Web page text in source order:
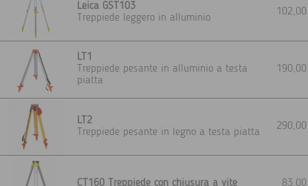
Leica GST103
Treppiede leggero in alluminio
LT1
Treppiede pesante in alluminio a testa
piatta
LT2
Treppiede pesante in legno a testa piatta
CT160 Treppiede con chiusura a vite